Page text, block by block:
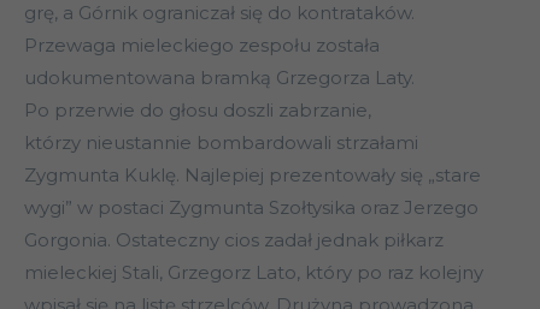
grę, a Górnik ograniczał się do kontrataków.
Przewaga mieleckiego zespołu została
udokumentowana bramką Grzegorza Laty.
Po przerwie do głosu doszli zabrzanie,
którzy nieustannie bombardowali strzałami
Zygmunta Kuklę. Najlepiej prezentowały się „stare
wygi” w postaci Zygmunta Szołtysika oraz Jerzego
Gorgonia. Ostateczny cios zadał jednak piłkarz
mieleckiej Stali, Grzegorz Lato, który po raz kolejny